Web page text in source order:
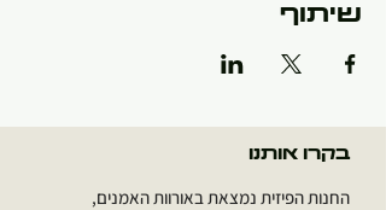
שיתוף
בקרו אותנו
החנות הפיזית נמצאת באורוות האמנים,